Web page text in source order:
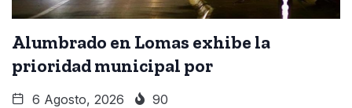
Alumbrado en Lomas exhibe la
prioridad municipal por
6 Agosto, 2026 90